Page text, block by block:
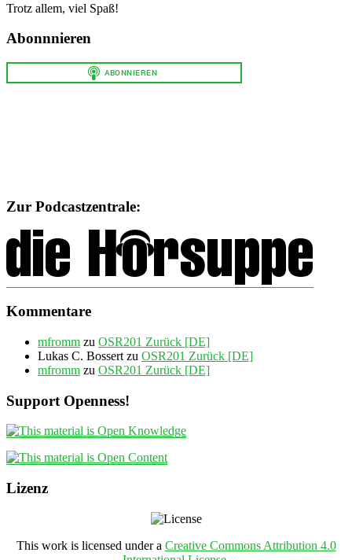
Trotz allem, viel Spaß!
Abonnnieren
Zur Podcastzentrale:
Kommentare
mfromm zu OSR201 Zurück [DE]
Lukas C. Bossert zu OSR201 Zurück [DE]
mfromm zu OSR201 Zurück [DE]
Support Openness!
Lizenz
This work is licensed under a Creative Commons Attribution 4.0